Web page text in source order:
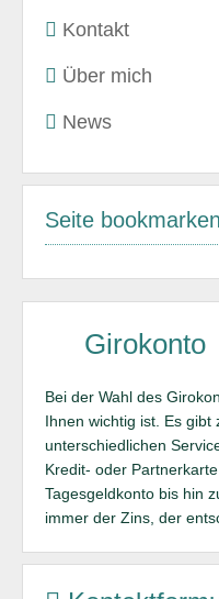
Kontakt
Über mich
News
Seite bookmarken
Girokonto
Bei der Wahl des
Ihnen wichtig ist. Es gibt
unterschiedlichen
Kredit- oder
Tagesgeldkonto bis hin
immer der Zins, der